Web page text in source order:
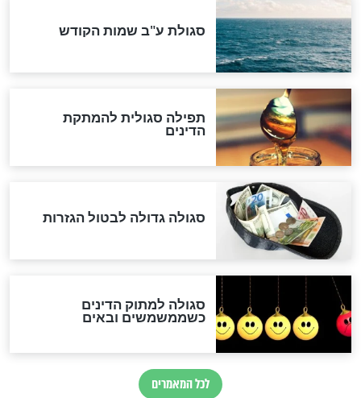
שורדת השואה שחוגגת 100:
"מודה לקב"ה על כל השנים"
לכל המאמרים
אחרית הימים
האם אפשר לחשב את הקץ?